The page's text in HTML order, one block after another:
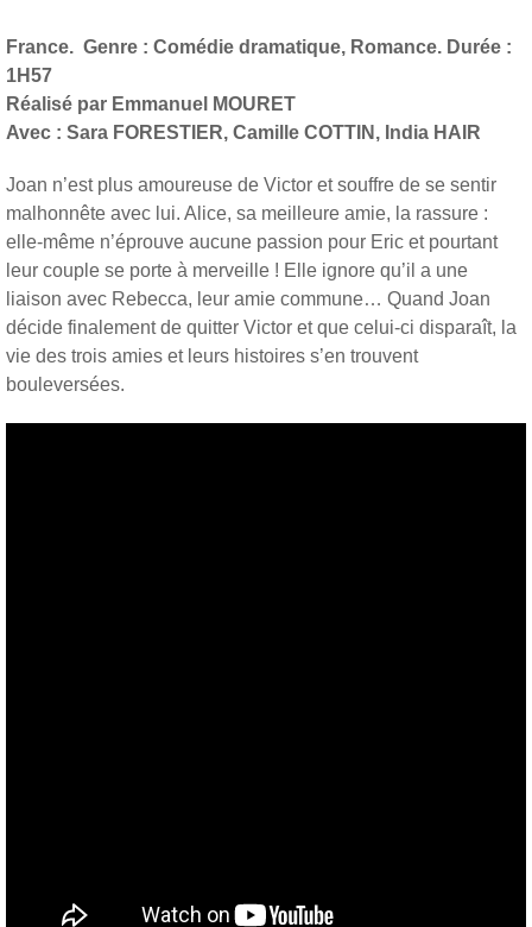
France. Genre : Comédie dramatique, Romance. Durée :
1H57
Réalisé par Emmanuel MOURET
Avec : Sara FORESTIER, Camille COTTIN, India HAIR
Joan n’est plus amoureuse de Victor et souffre de se sentir
malhonnête avec lui. Alice, sa meilleure amie, la rassure :
elle-même n’éprouve aucune passion pour Eric et pourtant
leur couple se porte à merveille ! Elle ignore qu’il a une
liaison avec Rebecca, leur amie commune… Quand Joan
décide finalement de quitter Victor et que celui-ci disparaît, la
vie des trois amies et leurs histoires s’en trouvent
bouleversées.